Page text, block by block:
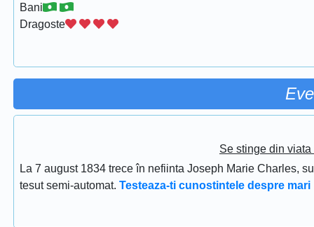
Bani
Dragoste
Se stinge din
La 7 august 1834 trece în nefiinta Joseph Marie Charles,
tesut semi-automat. Testeaza-ti cunostintele despre